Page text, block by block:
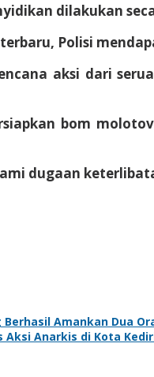
dilakukan
Polisi
aksi dari
bom
dugaan
Amankan Dua
Aksi Anarkis di Kota